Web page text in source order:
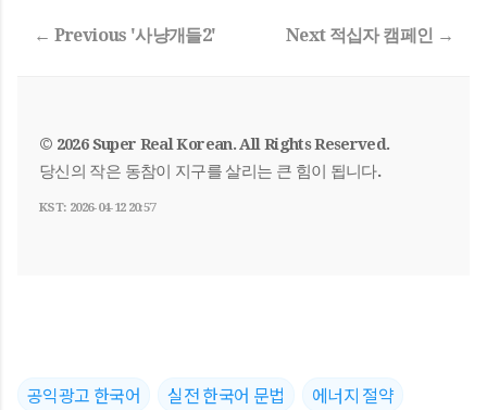
← Previous '사냥개들2' Next 적십자 캠페인 →
© 2026 Super Real Korean. All Rights Reserved.
당신의 작은 동참이 지구를 살리는 큰 힘이 됩니다.
KST: 2026-04-12 20:57
공익광고 한국어 실전 한국어 문법
에너지 절약